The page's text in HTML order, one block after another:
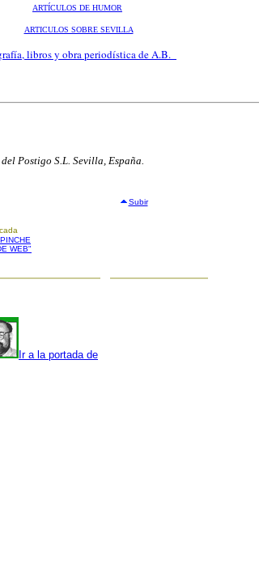
ARTÍCULOS DE HUMOR
ARTICULOS SOBRE SEVILLA
libros y obra periodística de A.B.
Postigo S.L. Sevilla, España.
PINCHE
WEB"
Subir
Ir a la portada de